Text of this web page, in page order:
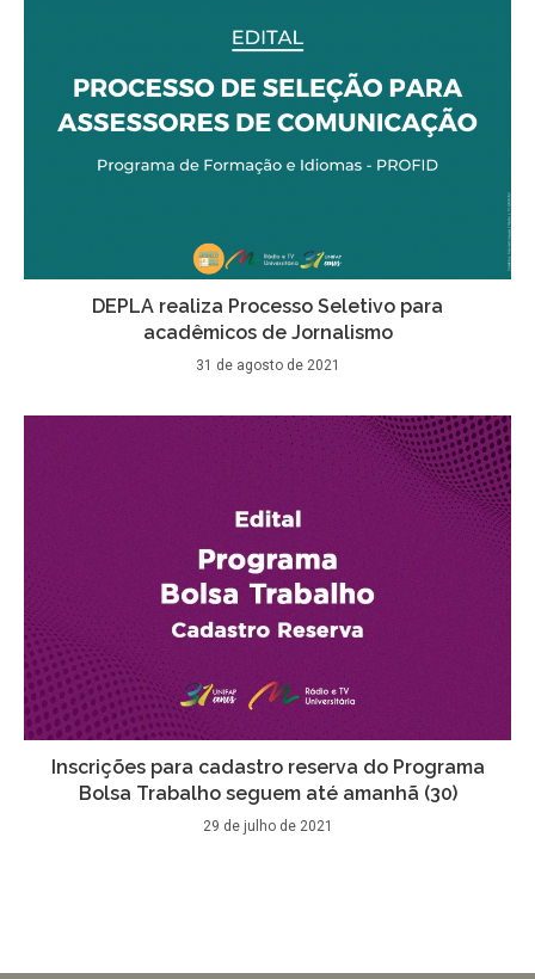
DEPLA realiza Processo Seletivo para
acadêmicos de Jornalismo
31 de agosto de 2021
Inscrições para cadastro reserva do Programa
Bolsa Trabalho seguem até amanhã (30)
29 de julho de 2021